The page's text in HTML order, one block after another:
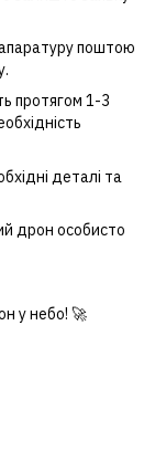
поштою
протягом 1-3
деталі та
дрон особисто
у небо! 🚀